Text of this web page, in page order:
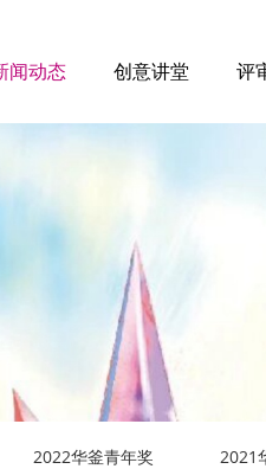
闻动态 创意讲堂 评
2022华釜青年奖 2021